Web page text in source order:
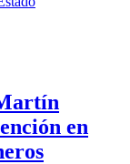
en